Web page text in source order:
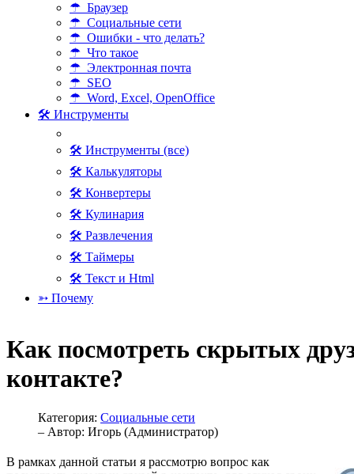
☂ Браузер
☂ Социальные сети
☂ Ошибки - что делать?
☂ Что такое
☂ Электронная почта
☂ SEO
☂ Word, Excel, OpenOffice
🛠 Инструменты
🛠 Инструменты (все)
🛠 Калькуляторы
🛠 Конвертеры
🛠 Кулинария
🛠 Развлечения
🛠 Таймеры
🛠 Текст и Html
➳ Почему
Как посмотреть скрытых
контакте?
Категория: Социальные сети
– Автор: Игорь (Администратор)
В рамках данной статьи я рассмотрю вопрос как